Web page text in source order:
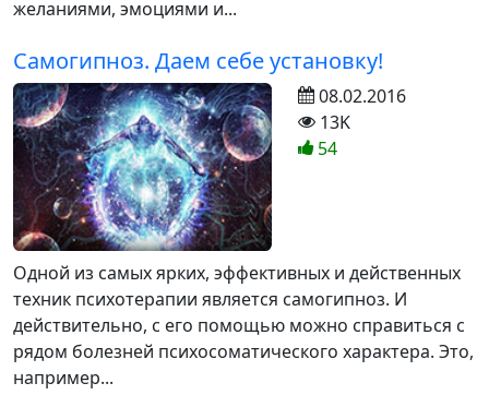
желаниями, эмоциями и...
Самогипноз. Даем себе установку!
Одной из самых ярких, эффективных и действенных
техник психотерапии является самогипноз. И
действительно, с его помощью можно справиться с
рядом болезней психосоматического характера. Это,
например...
08.02.2016
13K
54